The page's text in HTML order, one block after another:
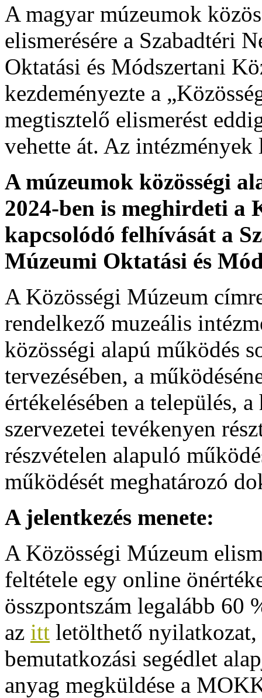
A magyar múzeumok
elismerésére a Szabadtéri
Oktatási és Módszertani
kezdeményezte a
megtisztelő elismerést
vehette át. Az
A múzeumok közösségi
2024-ben is meghirdeti a
kapcsolódó felhívását a
Múzeumi Oktatási és
A Közösségi Múzeum
rendelkező muzeális
közösségi alapú működés
tervezésében, a
értékelésében a település,
szervezetei tevékenyen
részvételen alapuló
működését meghatározó
A jelentkezés menete:
A Közösségi Múzeum
feltétele egy online
összpontszám legalább 60
az itt letölthető
bemutatkozási segédlet
anyag megküldése a